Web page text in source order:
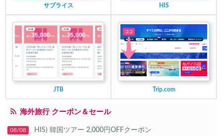
サプライス HIS
JTB Trip.com
海外旅行 クーポン＆セール
08/08 HIS) 韓国ツアー 2,000円OFFクーポン